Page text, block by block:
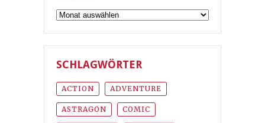
Archiv
SCHLAGWÖRTER
ACTION ADVENTURE
ASTRAGON COMIC